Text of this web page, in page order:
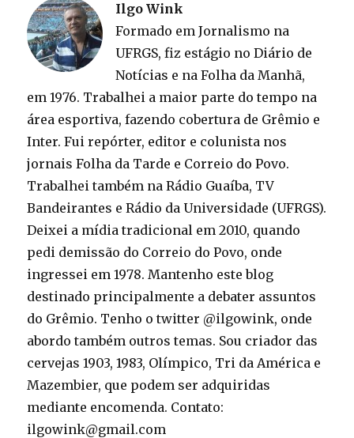
Ilgo Wink
Formado em Jornalismo na
UFRGS, fiz estágio no Diário de
Notícias e na Folha da Manhã,
em 1976. Trabalhei a maior parte do tempo na
área esportiva, fazendo cobertura de Grêmio e
Inter. Fui repórter, editor e colunista nos
jornais Folha da Tarde e Correio do Povo.
Trabalhei também na Rádio Guaíba, TV
Bandeirantes e Rádio da Universidade (UFRGS).
Deixei a mídia tradicional em 2010, quando
pedi demissão do Correio do Povo, onde
ingressei em 1978. Mantenho este blog
destinado principalmente a debater assuntos
do Grêmio. Tenho o twitter @ilgowink, onde
abordo também outros temas. Sou criador das
cervejas 1903, 1983, Olímpico, Tri da América e
Mazembier, que podem ser adquiridas
mediante encomenda. Contato:
ilgowink@gmail.com